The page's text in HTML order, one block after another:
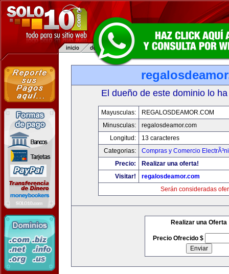
El dueño de este dominio lo
Mayusculas:
REGALOSDEAMOR.COM
Minusculas:
regalosdeamor.com
Longitud:
13 caracteres
Categorias:
Compras y Comercio
Precio:
Realizar una oferta!
Visitar!
regalosdeamor.com
Serán consideradas
Realizar una Oferta
Precio Ofrecido $